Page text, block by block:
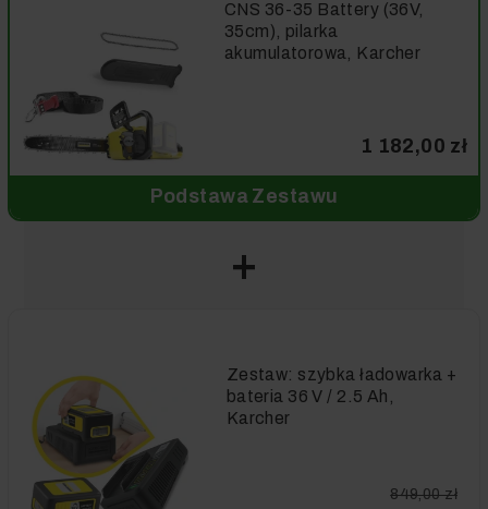
CNS 36-35 Battery (36V,
35cm), pilarka
akumulatorowa, Karcher
1 182,00 zł
Podstawa Zestawu
Zestaw: szybka ładowarka +
bateria 36 V / 2.5 Ah,
Karcher
849,00 zł